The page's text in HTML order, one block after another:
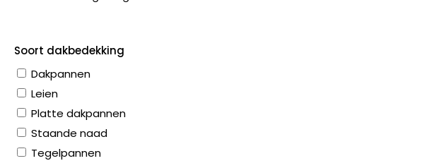
Soort dakbedekking
Dakpannen
Leien
Platte dakpannen
Staande naad
Tegelpannen